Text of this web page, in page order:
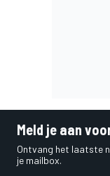
Meld je aan
Ontvang het laatste
je mailbox.